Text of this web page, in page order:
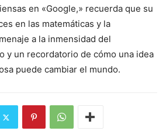
en «Google,» recuerda que su
en las matemáticas y la
a la inmensidad del
y un recordatorio de cómo una idea
puede cambiar el mundo.